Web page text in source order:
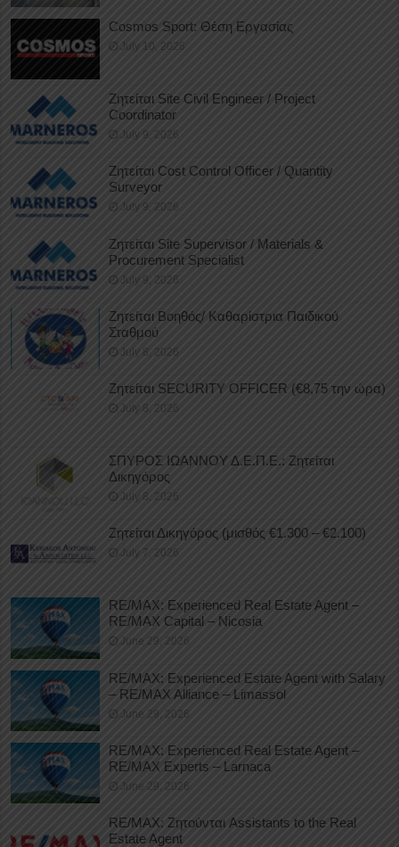
Cosmos Sport: Θέση Εργασίας
July 10, 2026
Ζητείται Site Civil Engineer / Project
Coordinator
July 9, 2026
Ζητείται Cost Control Officer / Quantity
Surveyor
July 9, 2026
Ζητείται Site Supervisor / Materials &
Procurement Specialist
July 9, 2026
Ζητείται Βοηθός/ Καθαρίστρια Παιδικού
Σταθμού
July 8, 2026
Ζητείται SECURITY OFFICER (€8,75 την ώρα)
July 8, 2026
ΣΠΥΡΟΣ ΙΩΑΝΝΟΥ Δ.Ε.Π.Ε.: Ζητείται
Δικηγόρος
July 8, 2026
Ζητείται Δικηγόρος (μισθός €1.300 – €2.100)
July 7, 2026
RE/MAX: Experienced Real Estate Agent –
RE/MAX Capital – Nicosia
June 29, 2026
RE/MAX: Experienced Estate Agent with Salary
– RE/MAX Alliance – Limassol
June 29, 2026
RE/MAX: Experienced Real Estate Agent –
RE/MAX Experts – Larnaca
June 29, 2026
RE/MAX: Ζητούνται Assistants to the Real
Estate Agent